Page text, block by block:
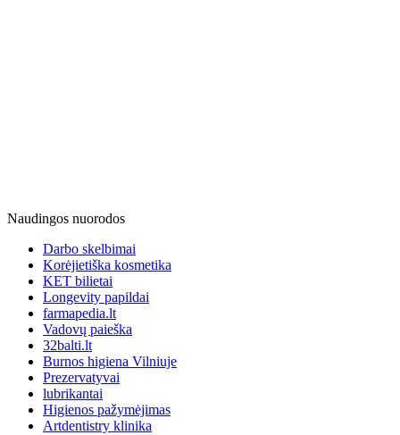
Naudingos nuorodos
Darbo skelbimai
Korėjietiška kosmetika
KET bilietai
Longevity papildai
farmapedia.lt
Vadovų paieška
32balti.lt
Burnos higiena Vilniuje
Prezervatyvai
lubrikantai
Higienos pažymėjimas
Artdentistry klinika